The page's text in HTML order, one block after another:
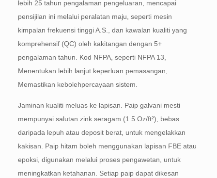
lebih 25 tahun pengalaman pengeluaran, mencapai
pensijilan ini melalui peralatan maju, seperti mesin
kimpalan frekuensi tinggi A.S., dan kawalan kualiti yang
komprehensif (QC) oleh kakitangan dengan 5+
pengalaman tahun. Kod NFPA, seperti NFPA 13,
Menentukan lebih lanjut keperluan pemasangan,
Memastikan kebolehpercayaan sistem.
Jaminan kualiti meluas ke lapisan. Paip galvani mesti
mempunyai salutan zink seragam (1.5 Oz/ft²), bebas
daripada lepuh atau deposit berat, untuk mengelakkan
kakisan. Paip hitam boleh menggunakan lapisan FBE atau
epoksi, digunakan melalui proses pengawetan, untuk
meningkatkan ketahanan. Setiap paip dapat dikesan